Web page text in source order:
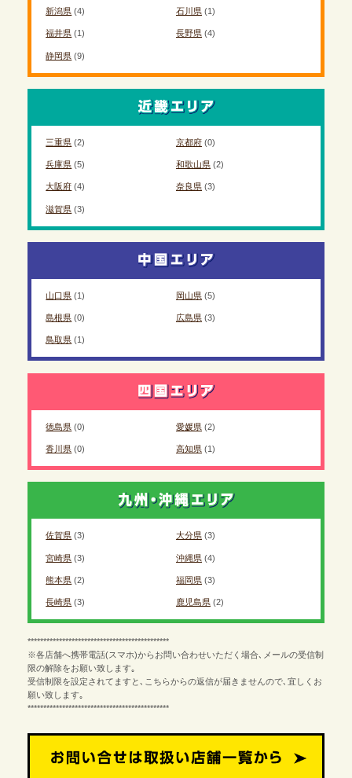
新潟県 (4) 石川県(1)
福井県 (1) 長野県(4)
静岡県 (9)
三重県 (2) 京都府(0)
兵庫県 (5) 和歌山県(2)
大阪府 (4) 奈良県(3)
滋賀県 (3)
山口県 (1) 岡山県(5)
島根県 (0) 広島県(3)
鳥取県 (1)
徳島県 (0) 愛媛県(2)
香川県 (0) 高知県(1)
佐賀県 (3) 大分県(3)
宮崎県 (3) 沖縄県(4)
熊本県 (2) 福岡県(3)
長崎県 (3) 鹿児島県(2)
*********************************************
※各店舗へ携帯電話(スマホ)からお問い合わせいただく場合､メールの受信制
限の解除をお願い致します｡
受信制限を設定されてますと､こちらからの返信が届きませんので､宜しくお
願い致します｡
*********************************************